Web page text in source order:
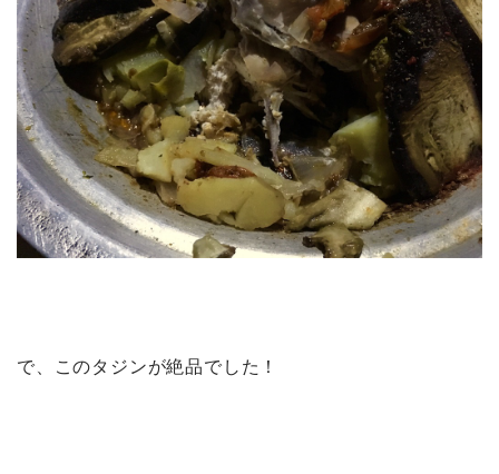
で、このタジンが絶品でした！